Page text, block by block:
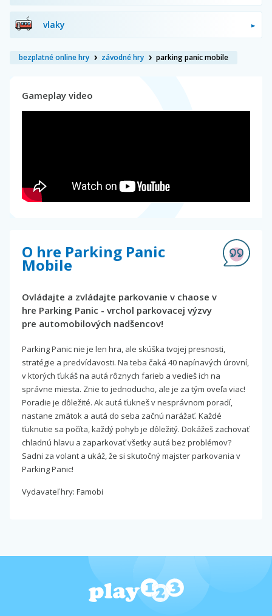
vlaky
bezplatné online hry závodné hry parking panic mobile
Gameplay video
O hre Parking Panic
Mobile
Ovládajte a zvládajte parkovanie v chaose v
hre Parking Panic - vrchol parkovacej výzvy
pre automobilových nadšencov!
Parking Panic nie je len hra, ale skúška tvojej presnosti,
stratégie a predvídavosti. Na teba čaká 40 napínavých úrovní,
v ktorých ťukáš na autá rôznych farieb a vedieš ich na
správne miesta. Znie to jednoducho, ale je za tým oveľa viac!
Poradie je dôležité. Ak autá ťukneš v nesprávnom poradí,
nastane zmätok a autá do seba začnú narážať. Každé
ťuknutie sa počíta, každý pohyb je dôležitý. Dokážeš zachovať
chladnú hlavu a zaparkovať všetky autá bez problémov?
Sadni za volant a ukáž, že si skutočný majster parkovania v
Parking Panic!
Vydavateľ hry: Famobi